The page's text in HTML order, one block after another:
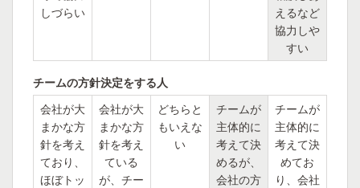
しづらい
えるなど
協力しや
すい
チームの方針決定をする人
会社が大
まかな方
針を考え
ており、
ほぼトッ
会社が大
まかな方
針を考え
ている
が、チー
どちらと
もいえな
い
チームが
主体的に
考えて決
めるが、
会社の方
チームが
主体的に
考えて決
めてお
り、会社